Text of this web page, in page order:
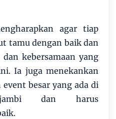
agar tiap
tamu dengan baik dan
kebersamaan yang
Ia juga menekankan
besar yang ada di
dan harus